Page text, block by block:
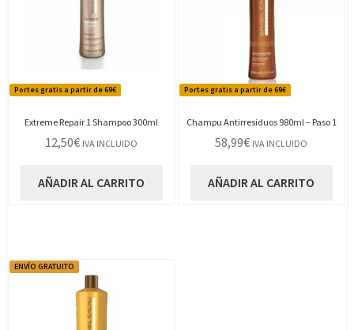
Portes gratis a partir de 69€
Extreme Repair 1 Shampoo 300ml
12,50€ IVA INCLUIDO
AÑADIR AL CARRITO
Portes gratis a partir de 69€
Champu Antirresiduos 980ml – Paso 1
58,99€ IVA INCLUIDO
AÑADIR AL CARRITO
ENVÍO GRATUITO